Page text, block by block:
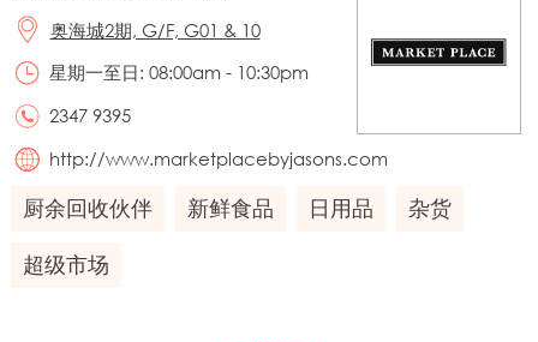
奥海城2期, G/F, G01 & 10
星期一至日: 08:00am - 10:30pm
2347 9395
http://www.marketplacebyjasons.com
厨余回收伙伴 新鲜食品 日用品 杂货
超级市场